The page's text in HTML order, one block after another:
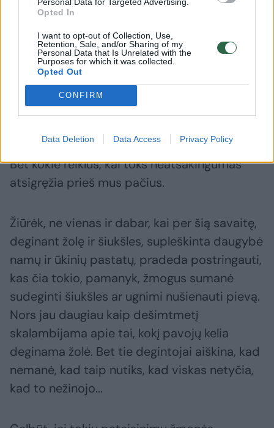
Opted In
I want to opt-out of Collection, Use,
Retention, Sale, and/or Sharing of my
Personal Data that Is Unrelated with the
Purposes for which it was collected.
Opted Out
CONFIRM
Data Deletion Data Access Privacy Policy
Tada ir kiti eilėje pradeda rypuoti, kad dabar
žolę pleškina kam tik į galvą šauna. Ir visko
gali būti, kad apsvaigęs vaikinukas ims ir
išpildys savo pažadą.
matome, kad kažkas bando apeiti taisykles.
Bet kokie reiklūs, kai toks neatsakingumas
atsigręžia prieš mus pačius.
Žiūrėk, ne vienas ir dabar, kai per šią savaitę,
deginant žolę ir šiukšles, supleškinta daugybė
namų ir ūkinių pastatų, pradeda postringauti,
kas čia tokio, pamanyk, žmogus sumanė
sudeginti šiukšles ar ugnimi nušienauti pievą.
Nors jau daugiau kaip dešimtmetį
skalambijama apie tai, kokį pavojų kelia
deginama žolė. Bet tie degintojai aiškina, kad
nemanė, kad taip nutiks, kad viskas netyčia,
kad to nežinojo...